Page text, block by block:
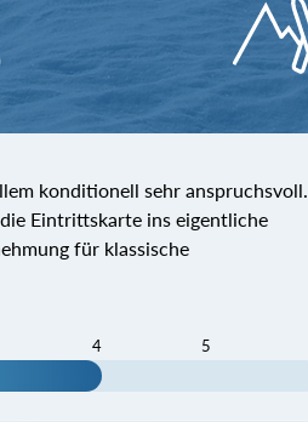
konditionell sehr anspruchsvoll.
Eintrittskarte ins eigentliche
für klassische
4 5